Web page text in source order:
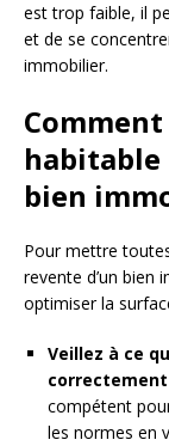
est trop faible, il
et de se
immobilier.
habitable
bien
Pour mettre
revente d’un bien
optimiser la
Veillez à ce
compétent
les normes en